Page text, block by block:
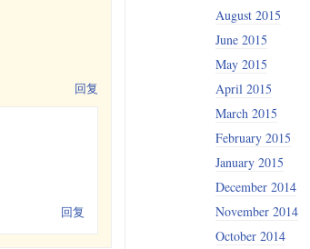
回复
回复
August 2015
June 2015
May 2015
April 2015
March 2015
February 2015
January 2015
December 2014
November 2014
October 2014